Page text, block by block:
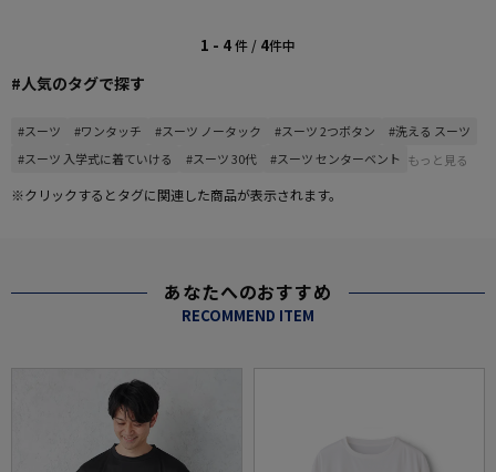
1 - 4件 / 4件中
#人気のタグで探す
#スーツ #ワンタッチ #スーツ ノータック #スーツ 2つボタン
#洗える スーツ
#スーツ 入学式に着ていける
#スーツ 30代 #スーツ センターベント もっと見る
※クリックするとタグに関連した商品が表示されます。
あなたへのおすすめ
RECOMMEND ITEM